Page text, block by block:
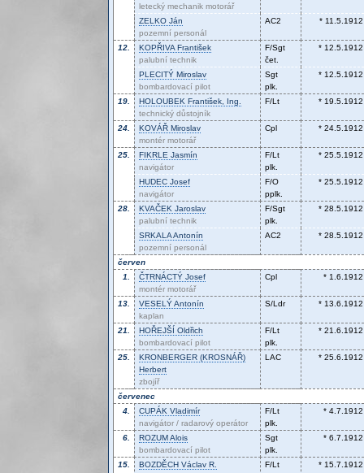
letecký mechanik motorář
ZELKO Ján
pozemní personál
AC2 * 11.5.1912
12. KOPŘIVA František
palubní technik
F/Sgt
čet.
* 12.5.1912
PLECITÝ Miroslav
bombardovací pilot
Sgt
plk.
* 12.5.1912
19. HOLOUBEK František, Ing.
technický důstojník
F/Lt * 19.5.1912
24. KOVÁŘ Miroslav
montér motorář
Cpl * 24.5.1912
25. FIKRLE Jasmín
navigátor
F/Lt
plk.
* 25.5.1912
HUDEC Josef
navigátor
F/O
pplk.
* 25.5.1912
28. KVAČEK Jaroslav
palubní technik
F/Sgt
plk.
* 28.5.1912
SRKALAAntonín
pozemní personál
AC2 * 28.5.1912
červen
1.
ČTRNÁCTÝ Josef
montér motorář
Cpl * 1.6.1912
13. VESELÝAntonín
kaplan
S/Ldr * 13.6.1912
21. HOŘEJŠÍ Oldřich
bombardovací pilot
F/Lt
plk.
* 21.6.1912
25.
KRONBERGER (KROSNÁŘ)
Herbert
zbojíř
LAC * 25.6.1912
červenec
4.
CUPÁK Vladimír
navigátor / radarový operátor
F/Lt
plk.
* 4.7.1912
6. ROZUMAlois
bombardovací pilot
Sgt
plk.
* 6.7.1912
15. BOZDĚCH Václav R.
F/Lt
* 15.7.1912